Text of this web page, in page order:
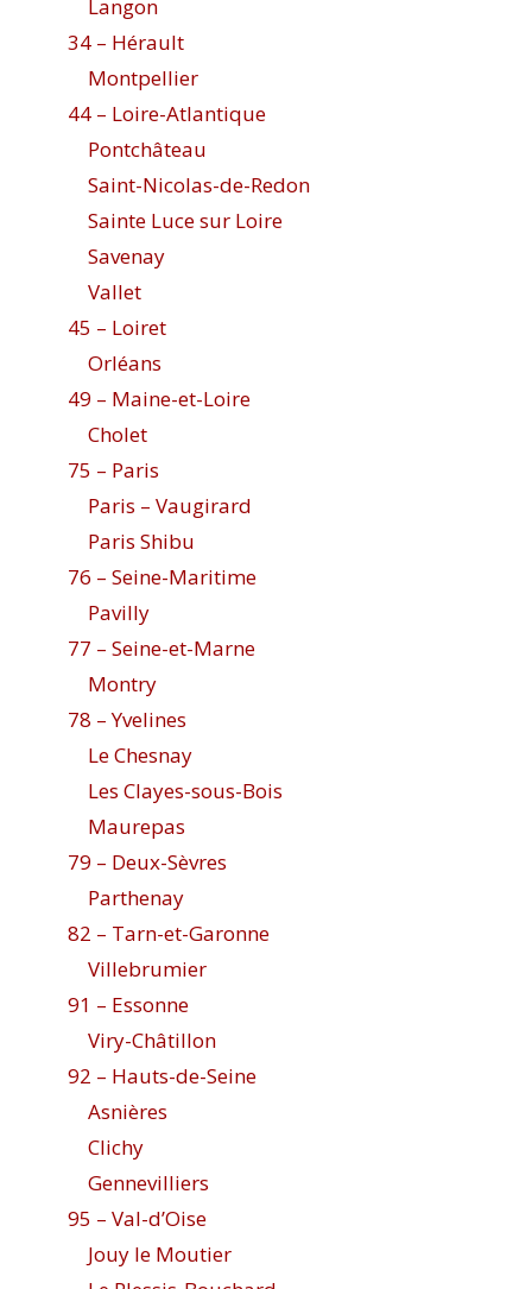
Langon
34 – Hérault
Montpellier
44 – Loire-Atlantique
Pontchâteau
Saint-Nicolas-de-Redon
Sainte Luce sur Loire
Savenay
Vallet
45 – Loiret
Orléans
49 – Maine-et-Loire
Cholet
75 – Paris
Paris – Vaugirard
Paris Shibu
76 – Seine-Maritime
Pavilly
77 – Seine-et-Marne
Montry
78 – Yvelines
Le Chesnay
Les Clayes-sous-Bois
Maurepas
79 – Deux-Sèvres
Parthenay
82 – Tarn-et-Garonne
Villebrumier
91 – Essonne
Viry-Châtillon
92 – Hauts-de-Seine
Asnières
Clichy
Gennevilliers
95 – Val-d’Oise
Jouy le Moutier